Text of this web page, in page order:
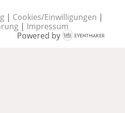
| Cookies/Einwilligungen |
| Impressum
Powered by